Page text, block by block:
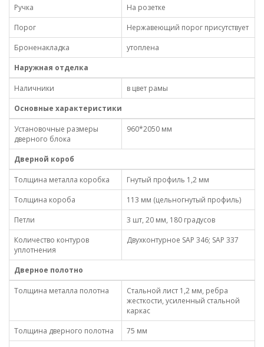
Ручка
На розетке
Порог
Нержавеющий порог присутствует
Броненакладка
утоплена
Наружная отделка
Наличники
в цвет рамы
Основные характеристики
Установочные размеры
дверного блока
960*2050 мм
Дверной короб
Толщина металла коробка
Гнутый профиль 1,2 мм
Толщина короба
113 мм (цельногнутый профиль)
Петли
3 шт, 20 мм, 180 градусов
Количество контуров
уплотнения
Двухконтурное SAP 346; SAP 337
Дверное полотно
Толщина металла полотна
Стальной лист 1,2 мм, ребра
жесткости, усиленный стальной
каркас
Толщина дверного полотна
75 мм